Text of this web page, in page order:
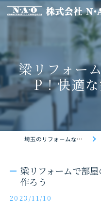
梁リフォー
P！快適
埼玉のリフォームなら株式会社N・A・O
梁リフォームで部
作ろう
2023/11/10